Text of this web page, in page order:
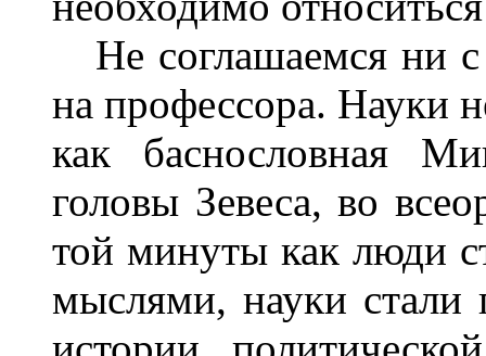
Не соглашаемся ни
на профессора. Науки
как баснословная
головы Зевеса, во
той минуты как люди
мыслями, науки стали